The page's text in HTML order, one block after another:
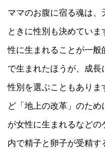
ママのお腹に宿る魂は、
ときに性別も決めてい
性に生まれることが一般
で生まれたほうが、成
性別を選ぶこともあり
ど「地上の改革」のた
が女性に生まれるなど
内で精子と卵子が受精す